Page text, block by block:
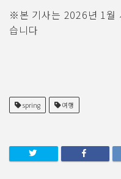
※본 기사는 2026년 1월
습니다
spring 여행